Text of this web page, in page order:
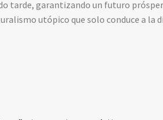
tarde, garantizando un futuro
utópico que solo conduce a la